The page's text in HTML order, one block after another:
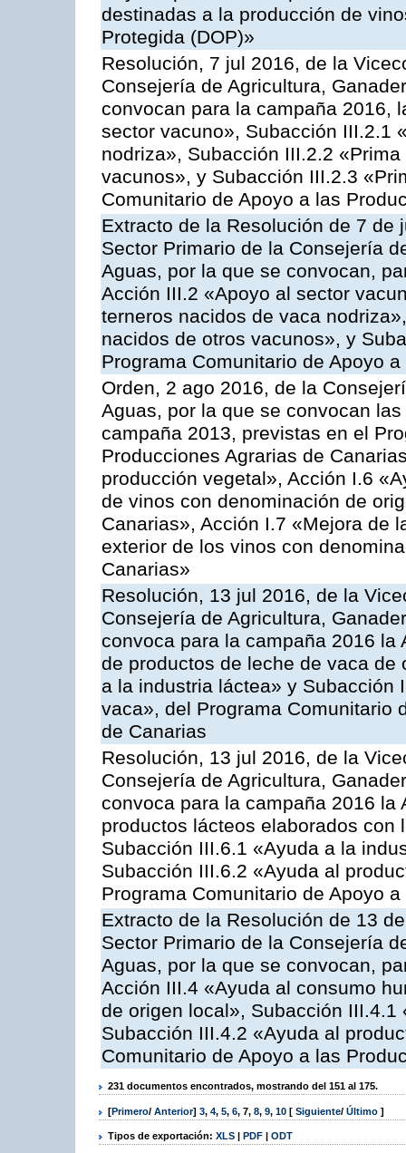
destinadas a la producción de
Protegida (DOP)»
Resolución, 7 jul 2016, de la
Consejería de Agricultura,
convocan para la campaña 2016,
sector vacuno», Subacción III.2.1
nodriza», Subacción III.2.2
vacunos», y Subacción III.2.3
Comunitario de Apoyo a las
Extracto de la Resolución de 7
Sector Primario de la Consejería
Aguas, por la que se convocan,
Acción III.2 «Apoyo al sector
terneros nacidos de vaca
nacidos de otros vacunos», y
Programa Comunitario de Apoyo
Orden, 2 ago 2016, de la
Aguas, por la que se convocan
campaña 2013, previstas en el
Producciones Agrarias de
producción vegetal», Acción I.6
de vinos con denominación de
Canarias», Acción I.7 «Mejora de
exterior de los vinos con
Canarias»
Resolución, 13 jul 2016, de la
Consejería de Agricultura,
convoca para la campaña 2016
de productos de leche de vaca
a la industria láctea» y Subacción
vaca», del Programa Comunitario
de Canarias
Resolución, 13 jul 2016, de la
Consejería de Agricultura,
convoca para la campaña 2016
productos lácteos elaborados
Subacción III.6.1 «Ayuda a la
Subacción III.6.2 «Ayuda al
Programa Comunitario de Apoyo
Extracto de la Resolución de 13
Sector Primario de la Consejería
Aguas, por la que se convocan,
Acción III.4 «Ayuda al consumo
de origen local», Subacción
Subacción III.4.2 «Ayuda al
Comunitario de Apoyo a las
231 documentos encontrados, mostrando del 151 al 175.
[Primero/ Anterior] 3, 4, 5, 6, 7, 8, 9, 10 [ Siguiente/ Último ]
Tipos de exportación: XLS | PDF | ODT